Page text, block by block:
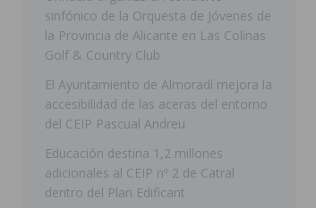
[ 07/08/2026 ]
Rojales clausura con
[ 06/08/2026 ]
Arcángel
REDOVÁN
[ 06/08/2026 ]
El PSOE denuncia
[ 07/08/2026 ] FEGADO 2026 cierra
DOLORES
sinfónico de la Orquesta de Jóvenes de
la Provincia de Alicante en Las Colinas
Golf & Country Club
El Ayuntamiento de Almoradí mejora la
accesibilidad de las aceras del entorno
del CEIP Pascual Andreu
Educación destina 1,2 millones
adicionales al CEIP nº 2 de Catral
dentro del Plan Edificant